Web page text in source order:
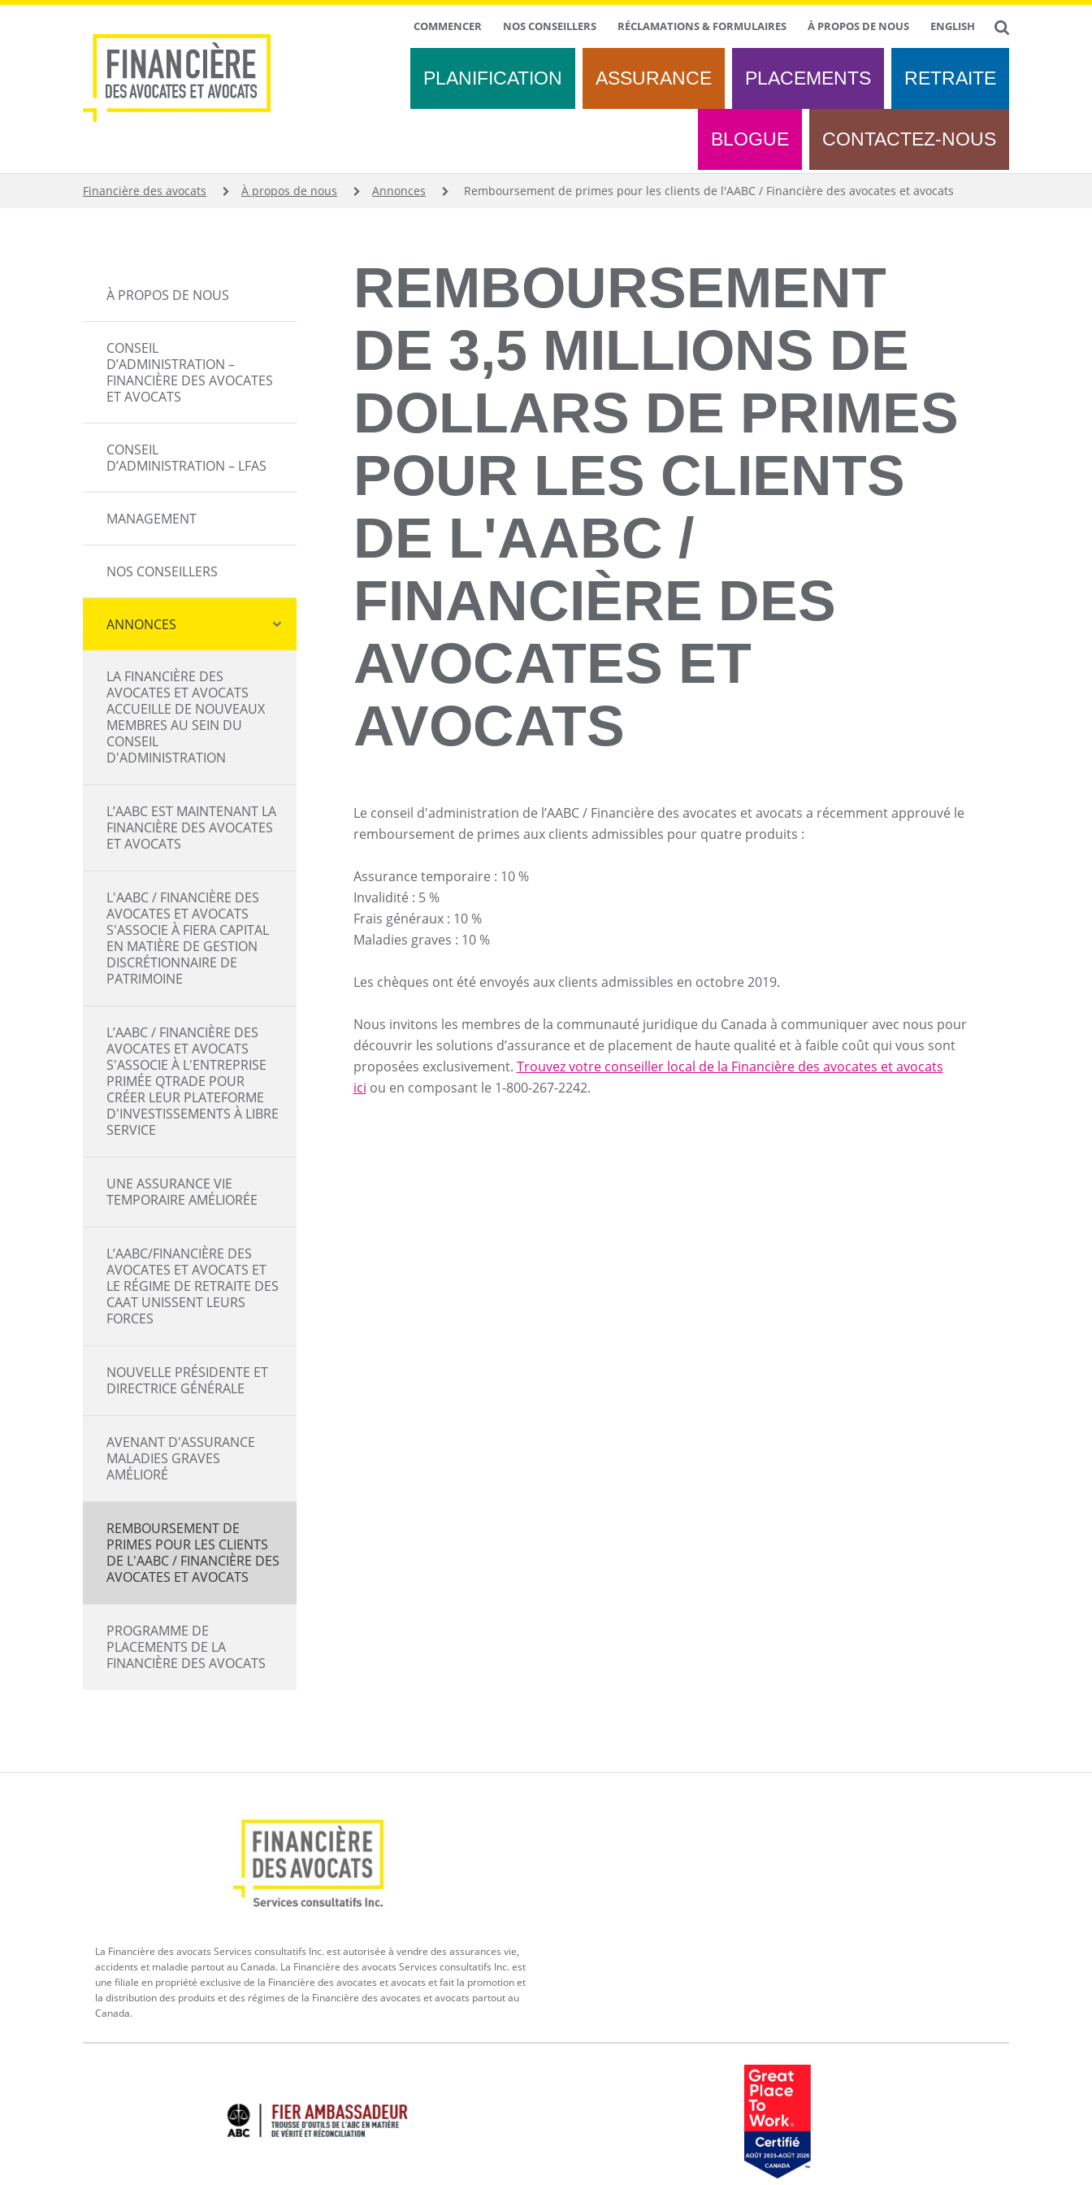
Aller
TOP
MENU
COMMENCER NOS CONSEILLERS RÉCLAMATIONS & FORMULAIRES À PROPOS DE NOUS ENGLISH
PLANIFICATION ASSURANCE PLACEMENTS RETRAITE
BLOGUE CONTACTEZ-NOUS
FIL
Financière des avocats À propos de nous Annonces Remboursement de primes pour les clients de l'AABC / Financière des avocates et avocats
REMBOURSEMENT
DE 3,5 MILLIONS DE
DOLLARS DE PRIMES
POUR LES CLIENTS
DE L'AABC /
FINANCIÈRE DES
AVOCATES ET
AVOCATS
Le conseil d'administration de l’AABC / Financière des avocates et avocats a récemment approuvé le
remboursement de primes aux clients admissibles pour quatre produits :
Assurance temporaire : 10 %
Invalidité : 5 %
Frais généraux : 10 %
Maladies graves : 10 %
Les chèques ont été envoyés aux clients admissibles en octobre 2019.
Nous invitons les membres de la communauté juridique du Canada à communiquer avec nous pour
découvrir les solutions d’assurance et de placement de haute qualité et à faible coût qui vous sont
proposées exclusivement. Trouvez votre conseiller local de la Financière des avocates et avocats
ici ou en composant le 1-800-267-2242.
MAIN
NAVIGATION
À PROPOS DE NOUS
CONSEIL
D’ADMINISTRATION –
FINANCIÈRE DES AVOCATES
ET AVOCATS
CONSEIL
D’ADMINISTRATION – LFAS
MANAGEMENT
NOS CONSEILLERS
ANNONCES
LA FINANCIÈRE DES
AVOCATES ET AVOCATS
ACCUEILLE DE NOUVEAUX
MEMBRES AU SEIN DU
CONSEIL
D'ADMINISTRATION
L’AABC EST MAINTENANT LA
FINANCIÈRE DES AVOCATES
ET AVOCATS
L'AABC / FINANCIÈRE DES
AVOCATES ET AVOCATS
S'ASSOCIE À FIERA CAPITAL
EN MATIÈRE DE GESTION
DISCRÉTIONNAIRE DE
PATRIMOINE
L’AABC / FINANCIÈRE DES
AVOCATES ET AVOCATS
S'ASSOCIE À L'ENTREPRISE
PRIMÉE QTRADE POUR
CRÉER LEUR PLATEFORME
D'INVESTISSEMENTS À LIBRE
SERVICE
UNE ASSURANCE VIE
TEMPORAIRE AMÉLIORÉE
L’AABC/FINANCIÈRE DES
AVOCATES ET AVOCATS ET
LE RÉGIME DE RETRAITE DES
CAAT UNISSENT LEURS
FORCES
NOUVELLE PRÉSIDENTE ET
DIRECTRICE GÉNÉRALE
AVENANT D'ASSURANCE
MALADIES GRAVES
AMÉLIORÉ
REMBOURSEMENT DE
PRIMES POUR LES CLIENTS
DE L'AABC / FINANCIÈRE DES
AVOCATES ET AVOCATS
PROGRAMME DE
PLACEMENTS DE LA
FINANCIÈRE DES AVOCATS
La Financière des avocats Services consultatifs Inc. est autorisée à vendre des assurances vie,
accidents et maladie partout au Canada. La Financière des avocats Services consultatifs Inc. est
une filiale en propriété exclusive de la Financière des avocates et avocats et fait la promotion et
la distribution des produits et des régimes de la Financière des avocates et avocats partout au
Canada.